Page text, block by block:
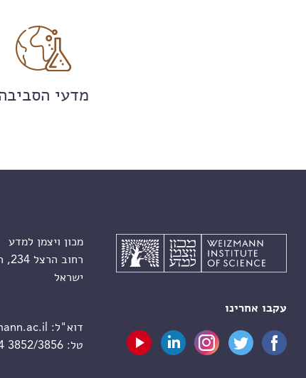
מדעי
עקבו אחרינו
מכון ויצמן למדע
רחוב הרצל 234, רחובות 7610001
ישראל
דוא"ל:
טל:3852/3856